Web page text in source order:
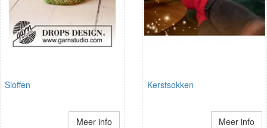
Sloffen
Meer info
Kerstsokken
Meer info